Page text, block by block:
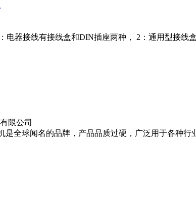
电器接线有接线盒和DIN插座两种， 2：通用型接线
限公司
是全球闻名的品牌，产品品质过硬，广泛用于各种行